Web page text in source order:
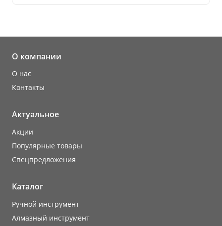
О компании
О нас
Контакты
Актуальное
Акции
Популярные товары
Cпецпредложения
Каталог
Ручной инструмент
Алмазный инструмент